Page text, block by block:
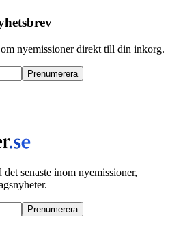
om nyemissioner direkt till din inkorg.
Prenumerera
senaste inom nyemissioner,
Prenumerera